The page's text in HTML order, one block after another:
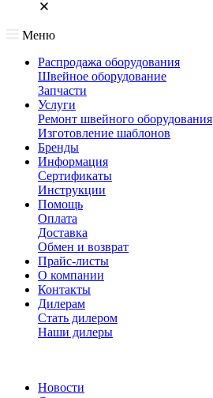
Меню
Распродажа оборудования
Швейное оборудование
Запчасти
Услуги
Ремонт швейного оборудования
Изготовление шаблонов
Бренды
Информация
Сертификаты
Инструкции
Помощь
Оплата
Доставка
Обмен и возврат
Прайс-листы
О компании
Контакты
Дилерам
Стать дилером
Наши дилеры
Новости